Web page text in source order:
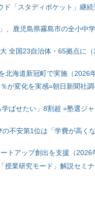
ド「スタディポケット」継
、鹿児島県霧島市の全小中
全国23自治体・65拠点に（
海道新冠町で実施（2026
が変化を実感=朝日新聞社
ばせたい」8割超 =塾選ジ
不安第1位は「学費が高く
トアップ創出を支援（2026
授業研究モード」解説セミ